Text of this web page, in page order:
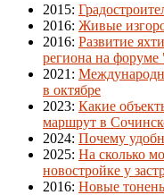
2015:
2016: Живые
2016: Развитие
региона на
2021 :
в октябре
2023: Какие
маршрут в
2024: Почему
2025: На сколько
новостройке у
2016: Новые